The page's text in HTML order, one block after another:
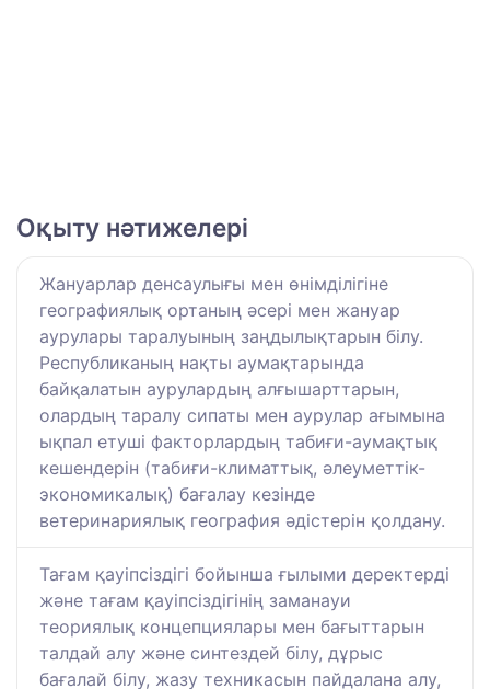
Оқыту нәтижелері
Жануарлар денсаулығы мен өнімділігіне
географиялық ортаның әсері мен жануар
аурулары таралуының заңдылықтарын білу.
Республиканың нақты аумақтарында
байқалатын аурулардың алғышарттарын,
олардың таралу сипаты мен аурулар ағымына
ықпал етуші факторлардың табиғи-аумақтық
кешендерін (табиғи-климаттық, әлеуметтік-
экономикалық) бағалау кезінде
ветеринариялық география әдістерін қолдану.
Тағам қауіпсіздігі бойынша ғылыми деректерді
және тағам қауіпсіздігінің заманауи
теориялық концепциялары мен бағыттарын
талдай алу және синтездей білу, дұрыс
бағалай білу, жазу техникасын пайдалана алу,